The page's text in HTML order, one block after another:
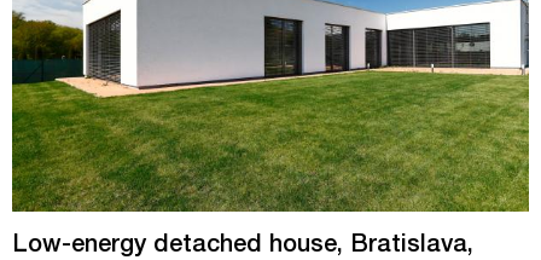
Low-energy detached house, Bratislava,